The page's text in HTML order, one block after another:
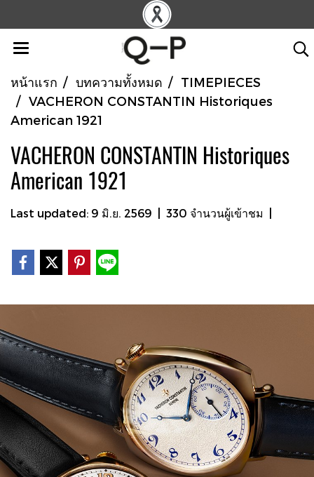
หน้าแรก บทความทั้งหมด
TIMEPIECES
VACHERON CONSTANTIN Historiques
American 1921
VACHERON CONSTANTIN Historiques
American 1921
Last updated: 9 มิ.ย. 2569 330 จำนวนผู้เข้าชม